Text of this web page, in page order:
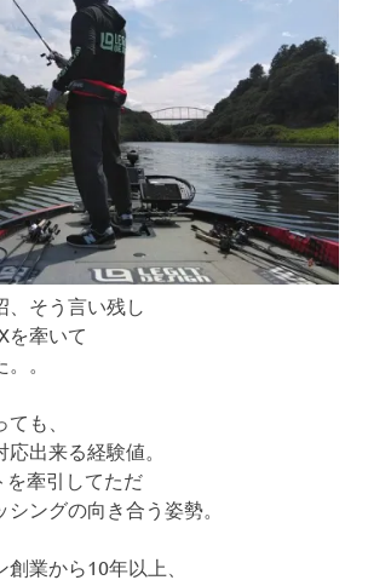
そう言い残し
を牽いて
。
も、
出来る経験値。
牽引してただ
ングの向き合う姿勢。
業から10年以上、